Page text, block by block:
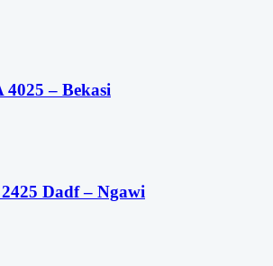
4025 – Bekasi
Dadf – Ngawi